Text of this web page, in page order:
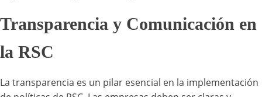
Transparencia y Comunicación en
la RSC
La transparencia es un pilar esencial en la implementación